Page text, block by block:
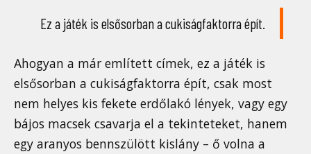
Ez a játék is elsősorban a cukiságfaktorra épít.
Ahogyan a már említett címek, ez a játék is
elsősorban a cukiságfaktorra épít, csak most
nem helyes kis fekete erdőlakó lények, vagy egy
bájos macsek csavarja el a tekinteteket, hanem
egy aranyos bennszülött kislány – ő volna a